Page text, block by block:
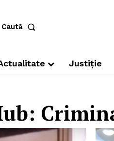
Caută
Justiție